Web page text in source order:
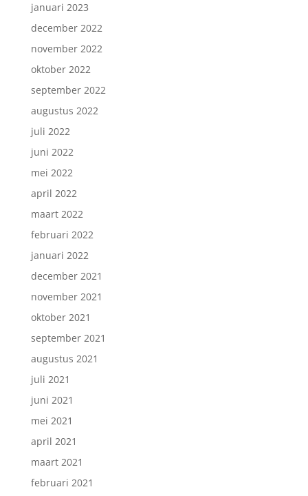
januari 2023
december 2022
november 2022
oktober 2022
september 2022
augustus 2022
juli 2022
juni 2022
mei 2022
april 2022
maart 2022
februari 2022
januari 2022
december 2021
november 2021
oktober 2021
september 2021
augustus 2021
juli 2021
juni 2021
mei 2021
april 2021
maart 2021
februari 2021